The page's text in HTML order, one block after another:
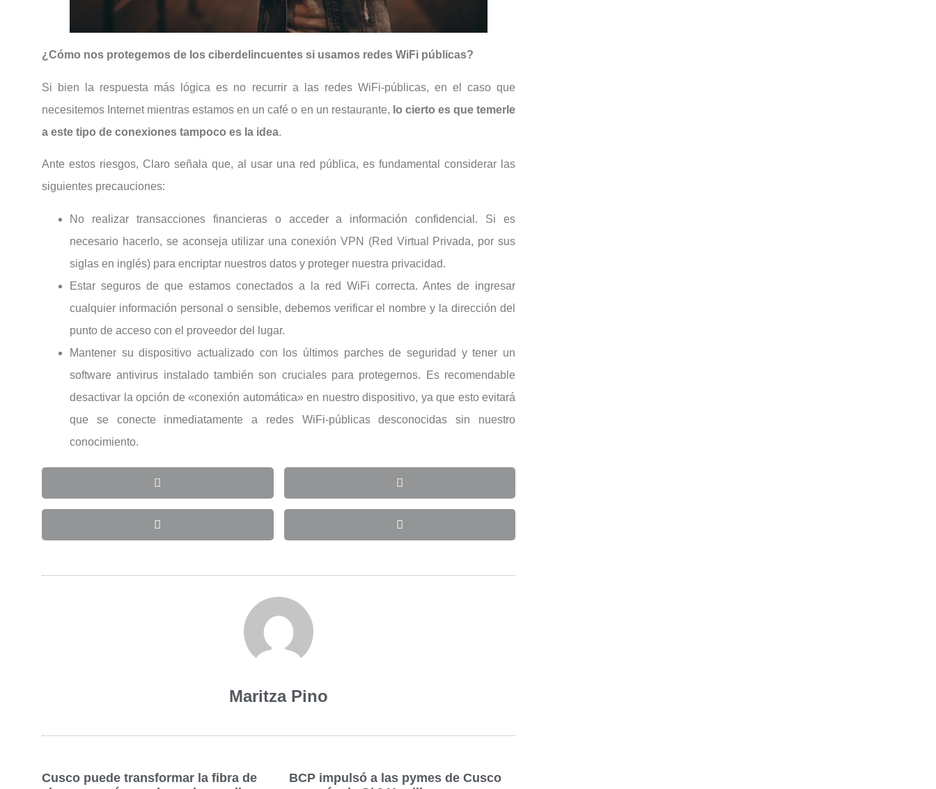
¿Cómo nos protegemos de los ciberdelincuentes si usamos redes WiFi públicas?
Si bien la respuesta más lógica es no recurrir a las redes WiFi-públicas, en el caso que
necesitemos Internet mientras estamos en un café o en un restaurante, lo cierto es que temerle
a este tipo de conexiones tampoco es la idea.
Ante estos riesgos, Claro señala que, al usar una red pública, es fundamental considerar las
siguientes precauciones:
No realizar transacciones financieras o acceder a información confidencial. Si es
necesario hacerlo, se aconseja utilizar una conexión VPN (Red Virtual Privada, por sus
siglas en inglés) para encriptar nuestros datos y proteger nuestra privacidad.
Estar seguros de que estamos conectados a la red WiFi correcta. Antes de ingresar
cualquier información personal o sensible, debemos verificar el nombre y la dirección del
punto de acceso con el proveedor del lugar.
Mantener su dispositivo actualizado con los últimos parches de seguridad y tener un
software antivirus instalado también son cruciales para protegernos. Es recomendable
desactivar la opción de «conexión automática» en nuestro dispositivo, ya que esto evitará
que se conecte inmediatamente a redes WiFi-públicas desconocidas sin nuestro
conocimiento.
Maritza Pino
Cusco puede transformar la fibra de
BCP impulsó a las pymes de Cusco